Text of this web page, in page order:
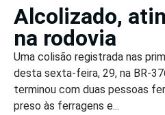
Alcolizado,
na rodovia
Uma colisão registrada nas
desta sexta-feira, 29, na BR-
terminou com duas pessoas
preso às ferragens e...